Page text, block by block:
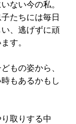
ない今の私。
たちには毎日
、逃げずに頑
す。
もの姿から、
もあるかもし
取りする中